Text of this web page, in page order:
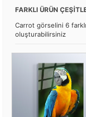
FARKLI ÜRÜN
Carrot görselini 6
oluşturabilirsiniz